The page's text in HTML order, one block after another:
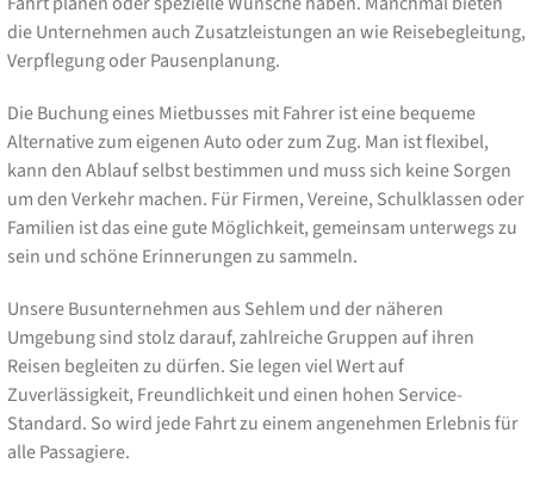
die Unternehmen auch Zusatzleistungen an wie Reisebegleitung,
Verpflegung oder Pausenplanung.
Die Buchung eines Mietbusses mit Fahrer ist eine bequeme
Alternative zum eigenen Auto oder zum Zug. Man ist flexibel,
kann den Ablauf selbst bestimmen und muss sich keine Sorgen
um den Verkehr machen. Für Firmen, Vereine, Schulklassen oder
Familien ist das eine gute Möglichkeit, gemeinsam unterwegs zu
sein und schöne Erinnerungen zu sammeln.
Unsere Busunternehmen aus Sehlem und der näheren
Umgebung sind stolz darauf, zahlreiche Gruppen auf ihren
Reisen begleiten zu dürfen. Sie legen viel Wert auf
Zuverlässigkeit, Freundlichkeit und einen hohen Service-
Standard. So wird jede Fahrt zu einem angenehmen Erlebnis für
alle Passagiere.